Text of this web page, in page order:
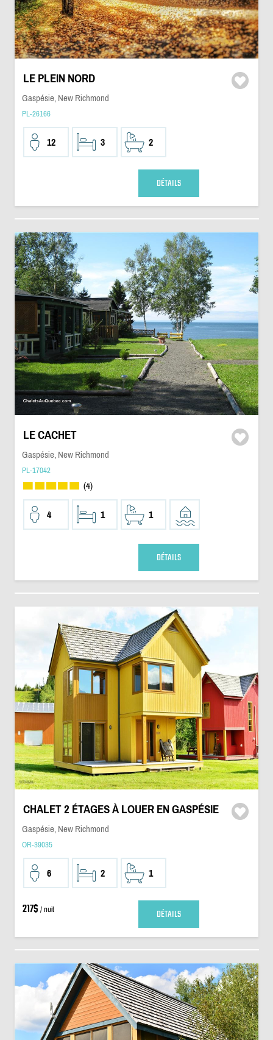
LE PLEIN NORD
Gaspésie, New Richmond
PL-26166
12 3 2
DÉTAILS
LE CACHET
Gaspésie, New Richmond
PL-17042
(4)
4 1 1
DÉTAILS
CHALET 2 ÉTAGES À LOUER EN GASPÉSIE
Gaspésie, New Richmond
OR-39035
6 2 1
217$ / nuit DÉTAILS